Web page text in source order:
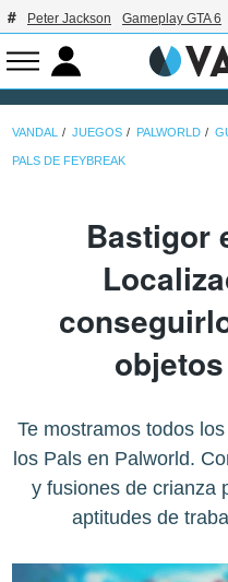
Peter Jackson Gameplay GTA 6
VANDAL JUEGOS PALWORLD
PALS DE FEYBREAK
Bastigor
Te mostramos todos
los Pals en Palworld.
y fusiones de crianza
aptitudes de